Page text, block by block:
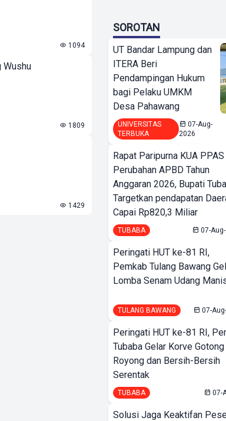
1094
Wushu
1809
1429
SOROTAN
UT Bandar Lampung dan
ITERA Beri
Pendampingan Hukum
bagi Pelaku UMKM
Desa Pahawang
UNIVERSITAS
TERBUKA
07-Aug-
2026
Rapat Paripurna KUA PPAS
Perubahan APBD Tahun
Anggaran 2026, Bupati
Targetkan pendapatan
Capai Rp820,3 Miliar
TUBABA 07-
Peringati HUT ke-81 RI,
Pemkab Tulang Bawang
Lomba Senam Udang
TULANG BAWANG 07-
Peringati HUT ke-81 RI,
Tubaba Gelar Korve Gotong
Royong dan Bersih-Bersih
Serentak
TUBABA 07-
Solusi Jaga Keaktifan